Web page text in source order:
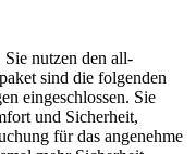
nutzen den all-
sind die folgenden
eingeschlossen. Sie
und Sicherheit,
für das angenehme